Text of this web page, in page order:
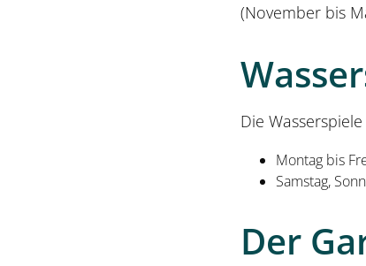
(November bis
Die
Montag bis
Samstag,
Der